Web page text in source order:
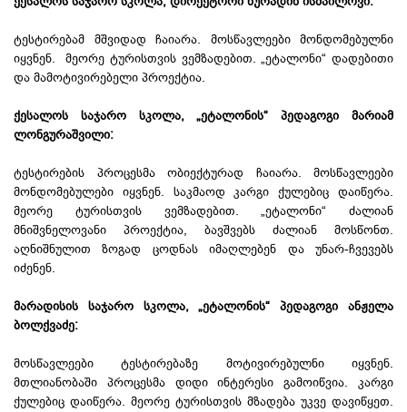
ტესტირებამ მშვიდად ჩაიარა. მოსწავლეები მონდომებულნი
იყვნენ. მეორე ტურისთვის ვემზადებით. „ეტალონი“ დადებითი
და მამოტივირებელი პროექტია.
ქესალოს საჯარო სკოლა, „ეტალონის“ პედაგოგი მარიამ
ლონგურაშვილი:
ტესტირების პროცესმა ობიექტურად ჩაიარა. მოსწავლეები
მონდომებულები იყვნენ. საკმაოდ კარგი ქულებიც დაიწერა.
მეორე ტურისთვის ვემზადებით. „ეტალონი“ ძალიან
მნიშვნელოვანი პროექტია, ბავშვებს ძალიან მოსწონთ.
აღნიშნულით ზოგად ცოდნას იმაღლებენ და უნარ-ჩვევებს
იძენენ.
მარადისის საჯარო სკოლა, „ეტალონის“ პედაგოგი ანჟელა
ბოლქვაძე:
მოსწავლეები ტესტირებაზე მოტივირებულნი იყვნენ.
მთლიანობაში პროცესმა დიდი ინტერესი გამოიწვია. კარგი
ქულებიც დაიწერა. მეორე ტურისთვის მზადება უკვე დავიწყეთ.